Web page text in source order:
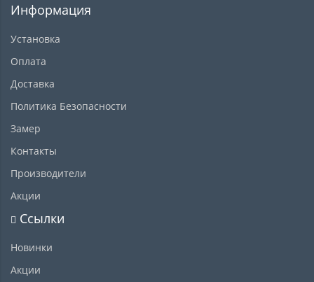
Информация
Установка
Оплата
Доставка
Политика Безопасности
Замер
Контакты
Производители
Акции
Ссылки
Новинки
Акции